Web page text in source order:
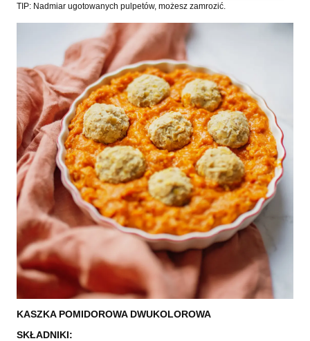
TIP: Nadmiar ugotowanych pulpetów, możesz zamrozić.
KASZKA POMIDOROWA DWUKOLOROWA
SKŁADNIKI: